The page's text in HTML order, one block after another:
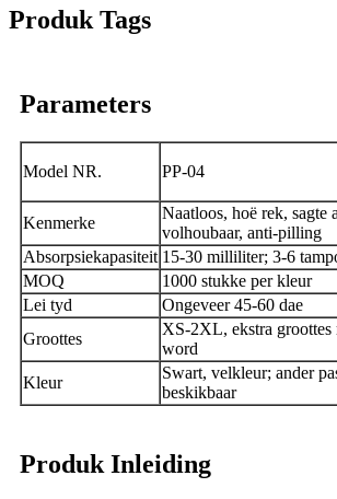
Produk Tags
Parameters
Model NR. PP-04
Kenmerke
Naatloos, hoë rek, sagte
volhoubaar, anti-pilling
Absorpsiekapasiteit 15-30 milliliter; 3-6
MOQ
1000 stukke per kleur
Lei tyd
Ongeveer 45-60 dae
Groottes
XS-2XL, ekstra groottes
word
Kleur
Swart, velkleur; ander
beskikbaar
Produk Inleiding